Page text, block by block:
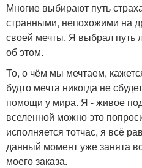
Многие выбирают путь
странными, непохожими на
своей мечты. Я выбрал путь
об этом.
То, о чём мы мечтаем,
будто мечта никогда не
помощи у мира. Я - живое
вселенной можно это
исполняется тотчас, я всё
данный момент уже занята
моего заказа.